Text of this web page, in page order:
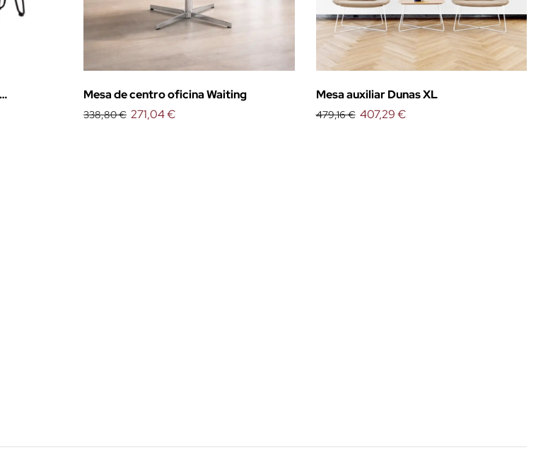
Mesa de centro oficina Waiting
338,80 € 271,04 €
Mesa auxiliar Dunas XL
479,16 € 407,29 €